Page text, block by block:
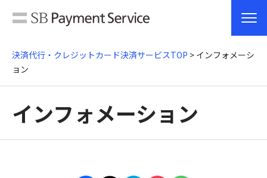
決済代行・クレジットカード決済サービスTOP > インフォメーシ
ョン
インフォメーション